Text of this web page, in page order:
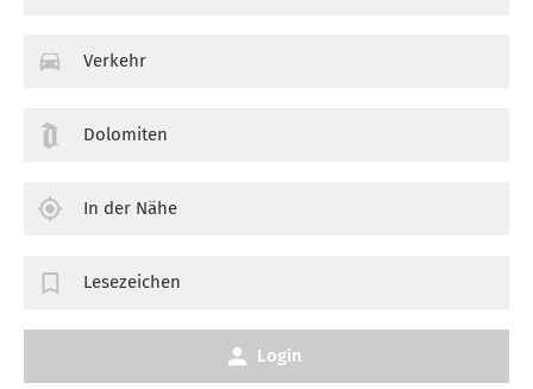
Verkehr
Dolomiten
In der Nähe
Lesezeichen
Login